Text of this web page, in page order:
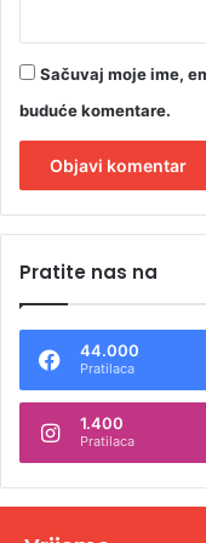
Sačuvaj moje ime,
buduće komentare.
t
n
t
v
Pratite nas na
44.000
Pratilaca
1.400
Pratilaca